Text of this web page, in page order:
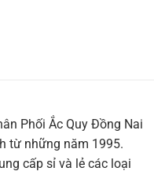
Phối Ắc Quy Đồng Nai
từ những năm 1995.
cấp sỉ và lẻ các loại